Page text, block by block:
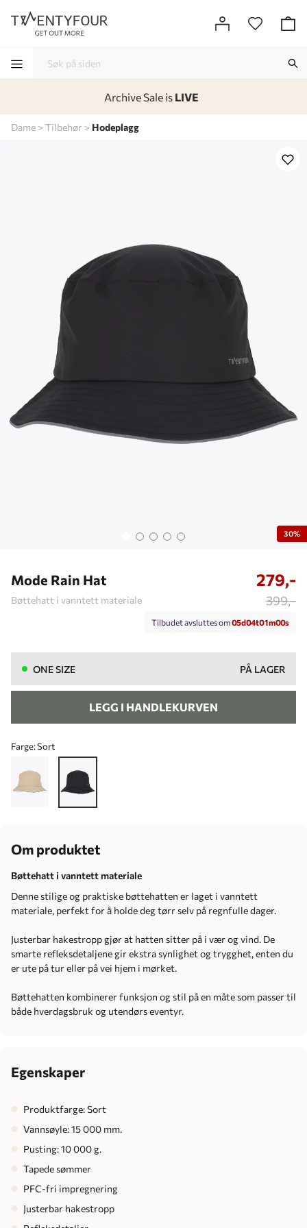
Dame Tilbehør Hodeplagg
30%
Mode Rain Hat
Bøttehatt i vanntett materiale
279,-
399,-
Tilbudet avsluttes om05d04t01m00s
ONE SIZE PÅ LAGER
LEGG I HANDLEKURVEN
Farge:Sort
Om produktet
Bøttehatt i vanntett materiale
Denne stilige og praktiske bøttehatten er laget i vanntett
materiale, perfekt for å holde deg tørr selv på regnfulle dager.
Justerbar hakestropp gjør at hatten sitter på i vær og vind. De
smarte refleksdetaljene gir ekstra synlighet og trygghet, enten du
er ute på tur eller på vei hjem i mørket.
Bøttehatten kombinerer funksjon og stil på en måte som passer til
både hverdagsbruk og utendørs eventyr.
Egenskaper
Produktfarge: Sort
Vannsøyle: 15 000 mm.
Pusting: 10 000 g.
Tapede sømmer
PFC-fri impregnering
Justerbar hakestropp
Archive Sale is LIVE
-
-
-
-